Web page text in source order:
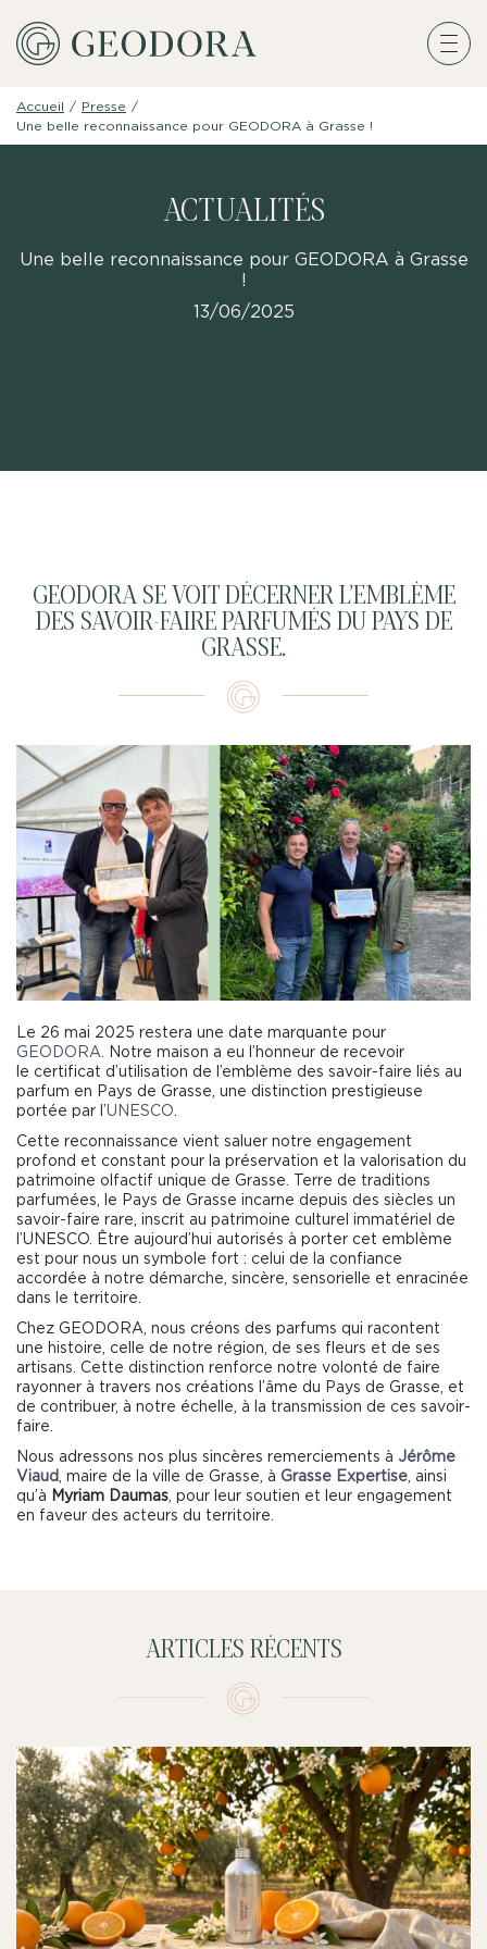
Accueil / Presse /
Une belle reconnaissance pour GEODORA à Grasse !
ACTUALITÉS
Une belle reconnaissance pour GEODORA à Grasse
!
13/06/2025
GEODORA SE VOIT DÉCERNER L’EMBLÈME
DES SAVOIR-FAIRE PARFUMÉS DU PAYS DE
GRASSE.
Le 26 mai 2025 restera une date marquante pour
GEODORA . Notre maison a eu l’honneur de recevoir
le certificat d’utilisation de l’emblème des savoir-faire liés au
parfum en Pays de Grasse, une distinction prestigieuse
portée par l’UNESCO
Cette reconnaissance vient saluer notre engagement
profond et constant pour la préservation et la valorisation du
patrimoine olfactif unique de Grasse. Terre de traditions
parfumées, le Pays de Grasse incarne depuis des siècles un
savoir-faire rare, inscrit au patrimoine culturel immatériel de
l’UNESCO. Être aujourd’hui autorisés à porter cet emblème
est pour nous un symbole fort : celui de la confiance
accordée à notre démarche, sincère, sensorielle et enracinée
dans le territoire.
Chez GEODORA, nous créons des parfums qui racontent
une histoire, celle de notre région, de ses fleurs et de ses
artisans. Cette distinction renforce notre volonté de faire
rayonner à travers nos créations l’âme du Pays de Grasse, et
de contribuer, à notre échelle, à la transmission de ces savoir-
faire.
Nous adressons nos plus sincères remerciements à Jérôme
Viaud , maire de la ville de Grasse, à Grasse Expertise , ainsi
qu’à Myriam Daumas , pour leur soutien et leur engagement
en faveur des acteurs du territoire.
ARTICLES RÉCENTS